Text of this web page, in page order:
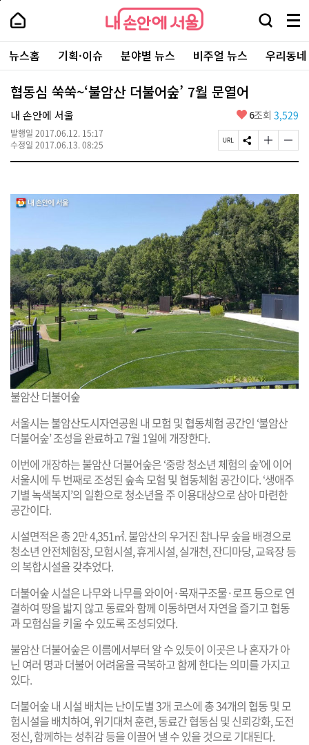
본
로
가
내
손
안
에
서
울
-
서
울
시
대
표
소
털
내
손
에
울
검
창
열
기
메
뉴
전
체
보
주
요
서
뉴스홈 기획·이슈 분야별 뉴스 비주얼 뉴스 우리동
협동심 쑥쑥~‘불암산 더불어숲’ 7월 문열어
내 손안에 서울
발행일 2017.06.12. 15:17
수정일 2017.06.13. 08:25
좋
요
6조회 3,529
페
이
R
L
복
사
S
N
유
하
기
글
자
크
게
변
경
하
기
글
자
작
게
변
경
하
기
불암산 더불어숲
서울시는 불암산도시자연공원 내 모험 및 협동체험 공간인 ‘불암산
더불어숲’ 조성을 완료하고 7월 1일에 개장한다.
이번에 개장하는 불암산 더불어숲은 ‘중랑 청소년 체험의 숲’에 이어
서울시에 두 번째로 조성된 숲속 모험 및 협동체험 공간이다. ‘생애주
기별 녹색복지’의 일환으로 청소년을 주 이용대상으로 삼아 마련한
공간이다.
시설면적은 총 2만 4,351㎡. 불암산의 우거진 참나무 숲을 배경으로
청소년 안전체험장, 모험시설, 휴게시설, 실개천, 잔디마당, 교육장 등
의 복합시설을 갖추었다.
더불어숲 시설은 나무와 나무를 와이어·목재구조물·로프 등으로 연
결하여 땅을 밟지 않고 동료와 함께 이동하면서 자연을 즐기고 협동
과 모험심을 키울 수 있도록 조성되었다.
불암산 더불어숲은 이름에서부터 알 수 있듯이 이곳은 나 혼자가 아
닌 여러 명과 더불어 어려움을 극복하고 함께 한다는 의미를 가지고
있다.
더불어숲 내 시설 배치는 난이도별 3개 코스에 총 34개의 협동 및 모
험시설을 배치하여, 위기대처 훈련, 동료간 협동심 및 신뢰강화, 도전
정신, 함께하는 성취감 등을 이끌어 낼 수 있을 것으로 기대된다.
페
상
단
로